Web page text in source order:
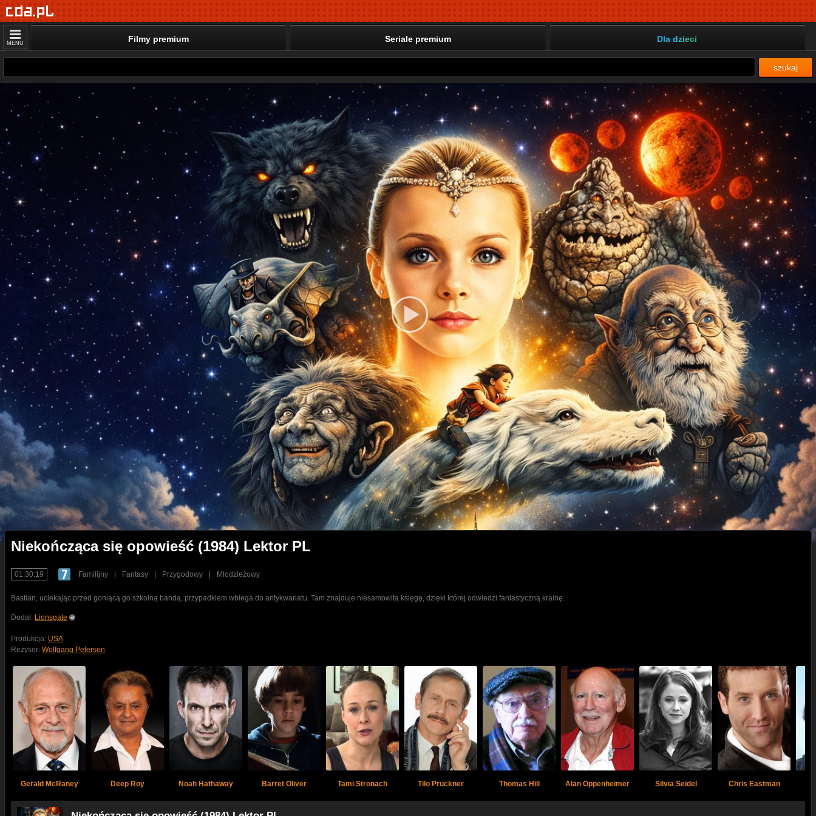
MENU Filmy premium Seriale premium Dla dzieci
szukaj
Niekończąca się opowieść (1984) Lektor PL
01:30:19 Familijny Fantasy Przygodowy Młodzieżowy
Bastian, uciekając przed goniącą go szkolną bandą, przypadkiem wbiega do antykwariatu. Tam znajduje niesamowitą księgę, dzięki której odwiedzi fantastyczną krainę.
Dodał: Lionsgate
Produkcja: USA
Reżyser: Wolfgang Petersen
Gerald McRaney Deep Roy Noah Hathaway Barret Oliver Tami Stronach Tilo Prückner Thomas Hill Alan Oppenheimer Silvia Seidel Chris Eastman